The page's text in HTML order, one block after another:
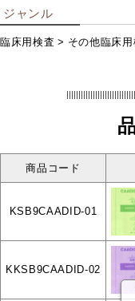
ジャンル
臨床用検査 その他臨床用
商品コード
KSB9CAADID-01
KKSB9CAADID-02
スポーツ競技
支援教育・教材
書籍
DVD/VTR
トップペ
個人情報